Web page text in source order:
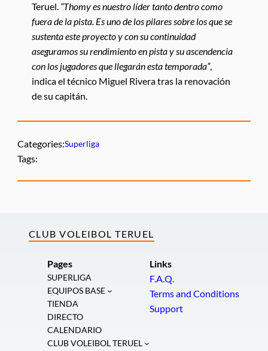
Teruel. “Thomy es nuestro líder tanto dentro como
fuera de la pista. Es uno de los pilares sobre los que se
sustenta este proyecto y con su continuidad
aseguramos su rendimiento en pista y su ascendencia
con los jugadores que llegarán esta temporada”,
indica el técnico Miguel Rivera tras la renovación
de su capitán.
Categories:Superliga
Tags:
CLUB VOLEIBOL TERUEL
Pages
SUPERLIGA
EQUIPOS BASE
TIENDA
DIRECTO
CALENDARIO
CLUB VOLEIBOL TERUEL
Links
F.A.Q.
Terms and Conditions
Support